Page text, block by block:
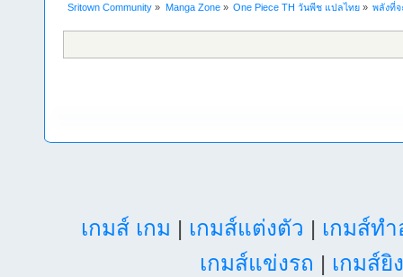
Sritown Community » Manga Zone» One Piece TH วันพีช แปลไทย» พลังที่จ
เกมส์ เกม | เกมส์แต่งตัว | เกมส์ท
เกมส์แข่งรถ | เกมส์ยิ